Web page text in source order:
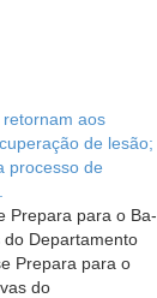
aos
de lesão;
processo de
Prepara para o Ba-
do Departamento
Prepara para o
do